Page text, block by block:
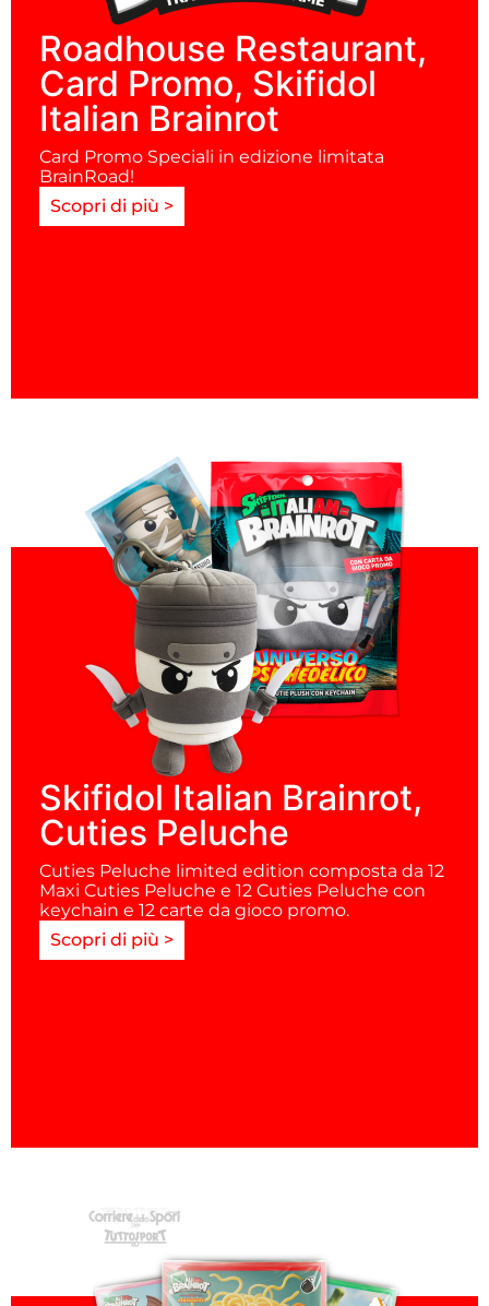
Roadhouse Restaurant,
Card Promo, Skifidol
Italian Brainrot
Card Promo Speciali in edizione limitata
BrainRoad!
Scopri di più >
Skifidol Italian Brainrot,
Cuties Peluche
Cuties Peluche limited edition composta da 12
Maxi Cuties Peluche e 12 Cuties Peluche con
keychain e 12 carte da gioco promo.
Scopri di più >